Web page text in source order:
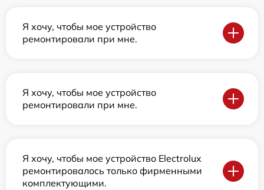
Я хочу, чтобы мое устройство
ремонтировали при мне.
Я хочу, чтобы мое устройство
ремонтировали при мне.
Я хочу, чтобы мое устройство Electrolux
ремонтировалось только фирменными
комплектующими.